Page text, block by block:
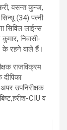
वसन्त कुन्ज,
(34) पत्नी
सिविल लाईन्स
निवासी-
के रहने वाले हैं।
राजविक्रम
उपनिरीक्षक
CIU व